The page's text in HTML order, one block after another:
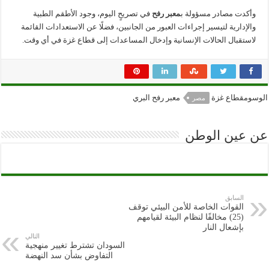
المساعدات
مغلقة
وأكدت مصادر مسؤولة بمعبر رفح في تصريحٍ اليوم، وجود الأطقم الطبية
والإدارية لتيسير إجراءات العبور من الجانبين، فضلًا عن الاستعدادات القائمة
لاستقبال الحالات الإنسانية وإدخال المساعدات إلى قطاع غزة في أي وقت.
الوسومقطاع غزة مصر معبر رفح البري
عن عين الوطن
السابق
القوات الخاصة للأمن البيئي توقف
(25) مخالفًا لنظام البيئة لقيامهم
بإشعال النار
التالي
السودان تشترط تغيير منهجية
التفاوض بشأن سد النهضة